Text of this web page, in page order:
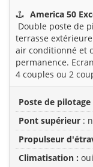
America 50
Double poste de
terrasse
air conditionné et
permanence.
4 couples ou 2
Poste de
Pont supérieur :
Propulseur
Climatisation : oui